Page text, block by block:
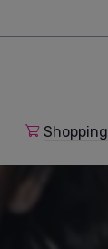
Shopping